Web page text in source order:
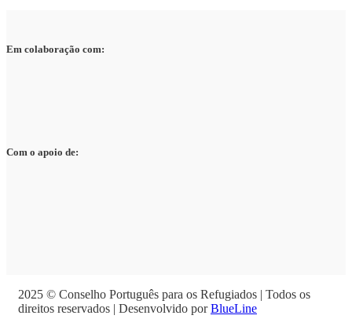
Em colaboração com:
Com o apoio de:
2025 © Conselho Português para os Refugiados | Todos os
direitos reservados | Desenvolvido porBlueLine